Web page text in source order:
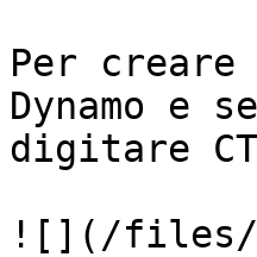
Per
Dynamo e
digitare
![](/files/